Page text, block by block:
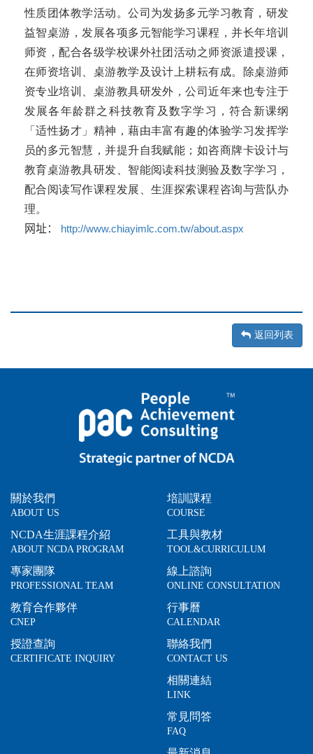
性质团体教学活动。公司为发扬多元学习教育，研发
益智桌游，发展各项多元智能学习课程，并长年培训
师资，配合各级学校课外社团活动之师资派遣授课，
在师资培训、桌游教学及设计上耕耘有成。除桌游师
资专业培训、桌游教具研发外，公司近年来也专注于
发展各年龄群之科技教育及数字学习，符合新课纲
「适性扬才」精神，藉由丰富有趣的体验学习发挥学
员的多元智慧，并提升自我赋能；如咨商牌卡设计与
教育桌游教具研发、智能阅读科技测验及数字学习，
配合阅读写作课程发展、生涯探索课程咨询与营队办
理。
网址： http://www.chiayimlc.com.tw/about.aspx
返回列表
關於我們
ABOUT US
NCDA生涯課程介紹
ABOUT NCDA PROGRAM
專家團隊
PROFESSIONAL TEAM
教育合作夥伴
CNEP
授證查詢
CERTIFICATE INQUIRY
培訓課程
COURSE
工具與教材
TOOL&CURRICULUM
線上諮詢
ONLINE CONSULTATION
行事曆
CALENDAR
聯絡我們
CONTACT US
相關連結
LINK
常見問答
FAQ